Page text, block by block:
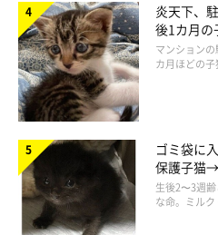
炎天下、
後1カ月
でツンデ
マンション
カ月ほどの
ゴミ袋に
保護子猫
美しい黒
生後2〜3週
な命。ミル